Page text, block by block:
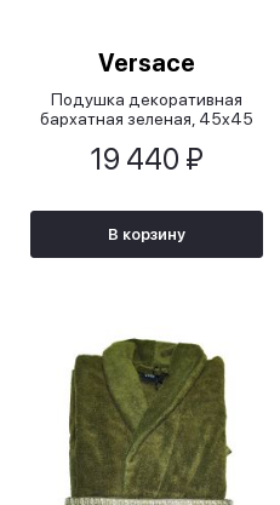
Versace
Подушка декоративная
бархатная зеленая, 45x45
19 440 ₽
В корзину